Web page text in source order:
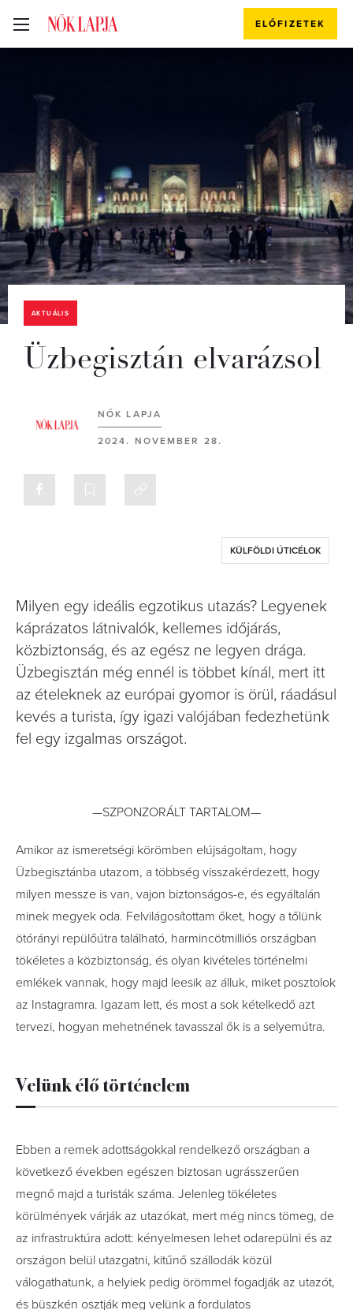
ELŐFIZETEK
AKTUÁLIS
Üzbegisztán elvarázsol
NŐK LAPJA
2024. NOVEMBER 28.
KÜLFÖLDI ÚTICÉLOK
Milyen egy ideális egzotikus utazás? Legyenek
káprázatos látnivalók, kellemes időjárás,
közbiztonság, és az egész ne legyen drága.
Üzbegisztán még ennél is többet kínál, mert itt
az ételeknek az európai gyomor is örül, ráadásul
kevés a turista, így igazi valójában fedezhetünk
fel egy izgalmas országot.
—SZPONZORÁLT TARTALOM—
Amikor az ismeretségi körömben elújságoltam, hogy
Üzbegisztánba utazom, a többség visszakérdezett, hogy
milyen messze is van, vajon biztonságos-e, és egyáltalán
minek megyek oda. Felvilágosítottam őket, hogy a tőlünk
ötórányi repülőútra található, harmincötmilliós országban
tökéletes a közbiztonság, és olyan kivételes történelmi
emlékek vannak, hogy majd leesik az álluk, miket posztolok
az Instagramra. Igazam lett, és most a sok kételkedő azt
tervezi, hogyan mehetnének tavasszal ők is a selyemútra.
Velünk élő történelem
Ebben a remek adottságokkal rendelkező országban a
következő években egészen biztosan ugrásszerűen
megnő majd a turisták száma. Jelenleg tökéletes
körülmények várják az utazókat, mert még nincs tömeg, de
az infrastruktúra adott: kényelmesen lehet odarepülni és az
országon belül utazgatni, kitűnő szállodák közül
válogathatunk, a helyiek pedig örömmel fogadják az utazót,
és büszkén osztják meg velünk a fordulatos